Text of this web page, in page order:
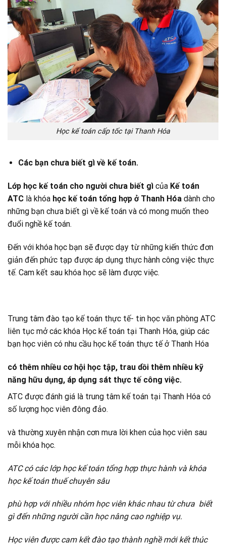
Học kế toán cấp tốc tại Thanh Hóa
Các bạn chưa biết gì về kế toán.
Lớp học kế toán cho người chưa biết gì của Kế toán
ATC là khóa học kế toán tổng hợp ở Thanh Hóa dành cho
những bạn chưa biết gì về kế toán và có mong muốn theo
đuổi nghề kế toán.
Đến với khóa học bạn sẽ được dạy từ những kiến thức đơn
giản đến phức tạp được áp dụng thực hành công việc thực
tế. Cam kết sau khóa học sẽ làm được việc.
Trung tâm đào tạo kế toán thực tế- tin học văn phòng ATC
liên tục mở các khóa Học kế toán tại Thanh Hóa, giúp các
bạn học viên có nhu cầu học kế toán thực tế ở Thanh Hóa
có thêm nhiều cơ hội học tập, trau dồi thêm nhiều kỹ
năng hữu dụng, áp dụng sát thực tế công việc.
ATC được đánh giá là trung tâm kế toán tại Thanh Hóa có
số lượng học viên đông đảo.
và thường xuyên nhận cơn mưa lời khen của học viên sau
mỗi khóa học.
ATC có các lớp học kế toán tổng hợp thực hành và khóa
học kế toán thuế chuyên sâu
phù hợp với nhiều nhóm học viên khác nhau từ chưa biết
gì đến những người cần học nâng cao nghiệp vụ.
Học viên được cam kết đào tạo thành nghề mới kết thúc